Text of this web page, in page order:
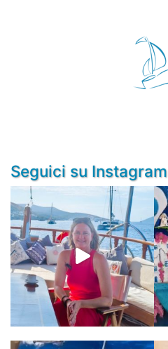
Seguici su Instagram